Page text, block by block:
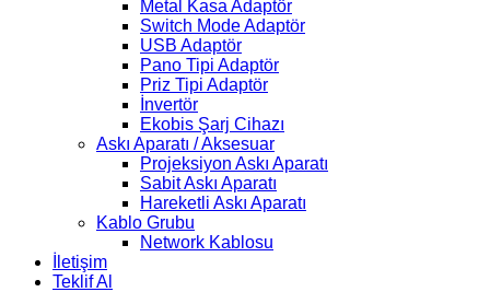
Metal Kasa Adaptör
Switch Mode Adaptör
USB Adaptör
Pano Tipi Adaptör
Priz Tipi Adaptör
İnvertör
Ekobis Şarj Cihazı
Askı Aparatı / Aksesuar
Projeksiyon Askı Aparatı
Sabit Askı Aparatı
Hareketli Askı Aparatı
Kablo Grubu
Network Kablosu
İletişim
Teklif Al